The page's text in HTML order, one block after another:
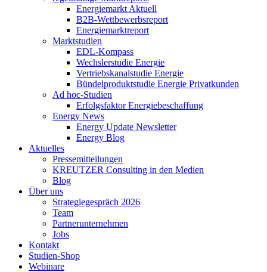
Energiemarkt Aktuell
B2B-Wettbewerbsreport
Energiemarktreport
Marktstudien
EDL-Kompass
Wechslerstudie Energie
Vertriebskanalstudie Energie
Bündelproduktstudie Energie Privatkunden
Ad hoc-Studien
Erfolgsfaktor Energiebeschaffung
Energy News
Energy Update Newsletter
Energy Blog
Aktuelles
Pressemitteilungen
KREUTZER Consulting in den Medien
Blog
Über uns
Strategiegespräch 2026
Team
Partnerunternehmen
Jobs
Kontakt
Studien-Shop
Webinare